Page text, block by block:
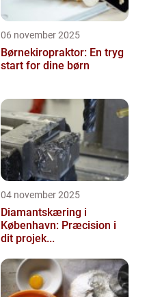
06 november 2025
Børnekiropraktor: En tryg
start for dine børn
04 november 2025
Diamantskæring i
København: Præcision i
dit projek...